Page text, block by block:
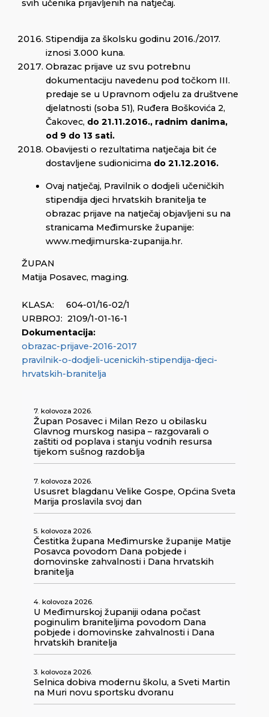
svih učenika prijavljenih na natječaj.
Stipendija za školsku godinu 2016./2017.
iznosi 3.000 kuna.
Obrazac prijave uz svu potrebnu
dokumentaciju navedenu pod točkom III.
predaje se u Upravnom odjelu za društvene
djelatnosti (soba 51), Ruđera Boškovića 2,
Čakovec, do 21.11.2016., radnim danima,
od 9 do 13 sati.
Obavijesti o rezultatima natječaja bit će
dostavljene sudionicima do 21.12.2016.
Ovaj natječaj, Pravilnik o dodjeli učeničkih
stipendija djeci hrvatskih branitelja te
obrazac prijave na natječaj objavljeni su na
stranicama Međimurske županije:
www.medjimurska-zupanija.hr.
ŽUPAN
Matija Posavec, mag.ing.
KLASA: 604-01/16-02/1
URBROJ: 2109/1-01-16-1
Dokumentacija:
obrazac-prijave-2016-2017
pravilnik-o-dodjeli-ucenickih-stipendija-djeci-
hrvatskih-branitelja
7. kolovoza 2026.
Župan Posavec i Milan Rezo u obilasku
Glavnog murskog nasipa – razgovarali o
zaštiti od poplava i stanju vodnih resursa
tijekom sušnog razdoblja
7. kolovoza 2026.
Ususret blagdanu Velike Gospe, Općina Sveta
Marija proslavila svoj dan
5. kolovoza 2026.
Čestitka župana Međimurske županije Matije
Posavca povodom Dana pobjede i
domovinske zahvalnosti i Dana hrvatskih
branitelja
4. kolovoza 2026.
U Međimurskoj županiji odana počast
poginulim braniteljima povodom Dana
pobjede i domovinske zahvalnosti i Dana
hrvatskih branitelja
3. kolovoza 2026.
Selnica dobiva modernu školu, a Sveti Martin
na Muri novu sportsku dvoranu